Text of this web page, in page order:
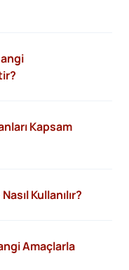
Kapsam
Kullanılır?
Amaçlarla